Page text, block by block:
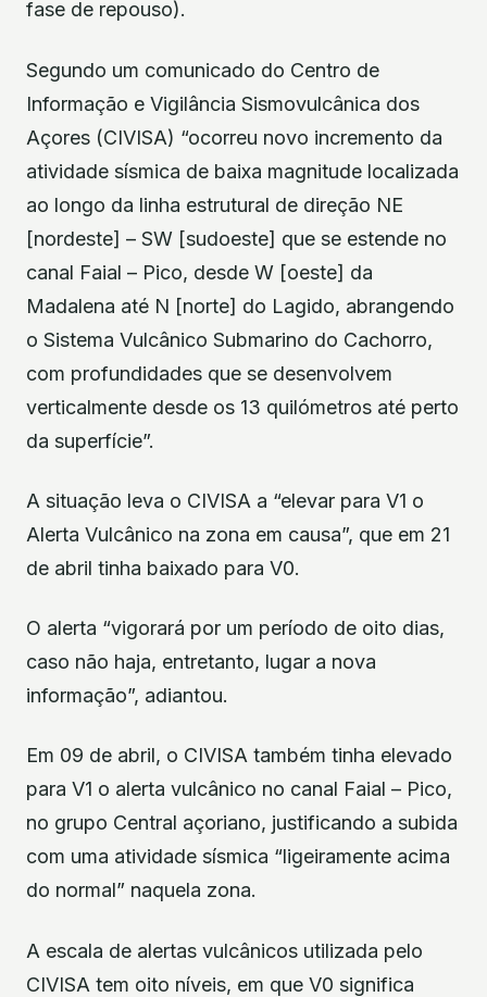
fase de repouso).
Segundo um comunicado do Centro de
Informação e Vigilância Sismovulcânica dos
Açores (CIVISA) “ocorreu novo incremento da
atividade sísmica de baixa magnitude localizada
ao longo da linha estrutural de direção NE
[nordeste] – SW [sudoeste] que se estende no
canal Faial – Pico, desde W [oeste] da
Madalena até N [norte] do Lagido, abrangendo
o Sistema Vulcânico Submarino do Cachorro,
com profundidades que se desenvolvem
verticalmente desde os 13 quilómetros até perto
da superfície”.
A situação leva o CIVISA a “elevar para V1 o
Alerta Vulcânico na zona em causa”, que em 21
de abril tinha baixado para V0.
O alerta “vigorará por um período de oito dias,
caso não haja, entretanto, lugar a nova
informação”, adiantou.
Em 09 de abril, o CIVISA também tinha elevado
para V1 o alerta vulcânico no canal Faial – Pico,
no grupo Central açoriano, justificando a subida
com uma atividade sísmica “ligeiramente acima
do normal” naquela zona.
A escala de alertas vulcânicos utilizada pelo
CIVISA tem oito níveis, em que V0 significa